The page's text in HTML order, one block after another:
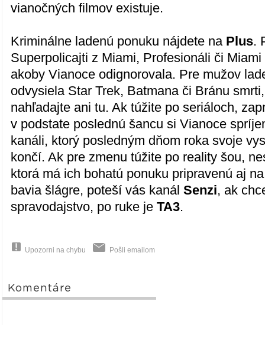
vianočných filmov existuje.
Kriminálne ladenú ponuku nájdete na Plus.
Superpolicajti z Miami, Profesionáli či
akoby Vianoce odignorovala. Pre mužov
odvysiela Star Trek, Batmana či Bránu
nahľadajte ani tu. Ak túžite po seriáloch,
v podstate poslednú šancu si Vianoce
kanáli, ktorý posledným dňom roka svoje
končí. Ak pre zmenu túžite po reality šou,
ktorá má ich bohatú ponuku pripravenú aj
bavia šlágre, poteší vás kanálSenzi, ak
spravodajstvo, po ruke jeTA3.
Upozorni na chybu Pošli emailom
Komentáre